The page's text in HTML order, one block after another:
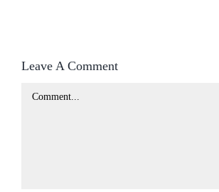
Leave A Comment
Comment